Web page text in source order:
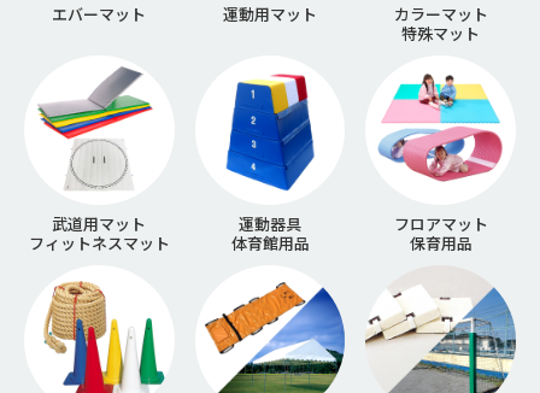
エバーマット 運動用マット
カラーマット
特殊マット
武道用マット
フィットネスマット
運動器具
体育館用品
フロアマット
保育用品